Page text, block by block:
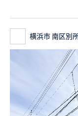
横浜市 南区別